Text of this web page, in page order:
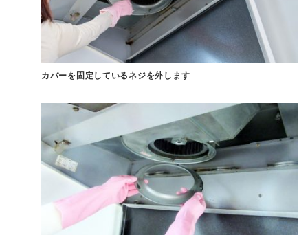
カバーを固定しているネジを外します